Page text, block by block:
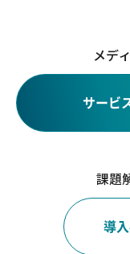
メデ
サービ
課題
導